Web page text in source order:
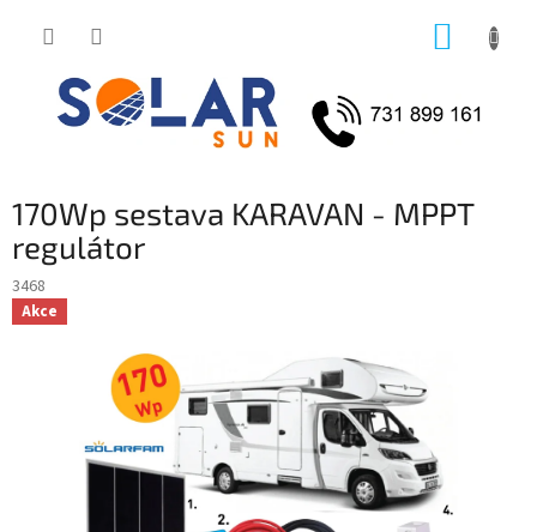
170Wp sestava KARAVAN - MPPT
regulátor
3468
Akce